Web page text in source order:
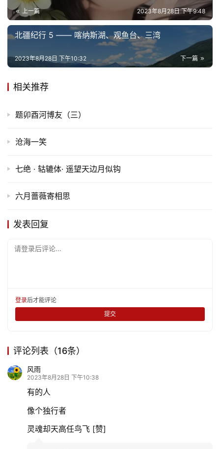
上一篇 2023年8月28日 下午9:48
北疆纪行 5 —— 喀纳斯湖、观鱼台、三湾
下一篇
2023年8月28日 下午10:32
相关推荐
题卯酉河博友（三）
沧海一笑
七绝 · 轱辘体· 遥望天边月似钩
六月蔷薇寄相思
发表回复
请登录后评论...
登录后才能评论
提交
评论列表（16条）
风雨
2023年8月28日 下午10:38
有的人
像个独行者
灵魂却天高任鸟飞 [赞]